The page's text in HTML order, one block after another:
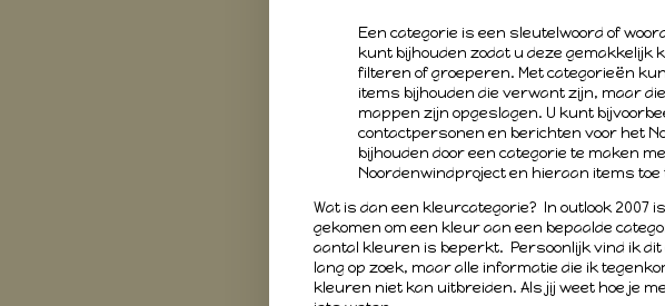
Een categorie is een sleutelwoord of
kunt bijhouden zodat u deze gemakkelijk
filteren of groeperen. Met categorieën
items bijhouden die verwant zijn, maar
mappen zijn opgeslagen. U kunt
contactpersonen en berichten voor het
bijhouden door een categorie te maken
Noordenwindproject en hieraan items toe
Wat is dan een kleurcategorie? In outlook 2007
gekomen om een kleur aan een bepaalde
aantal kleuren is beperkt. Persoonlijk vind ik dit
lang op zoek, maar alle informatie die ik
kleuren niet kan uitbreiden. Als jij weet hoe je